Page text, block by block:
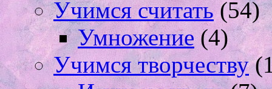
Учимся считать(54)
Умножение (4)
Учимся творчеству